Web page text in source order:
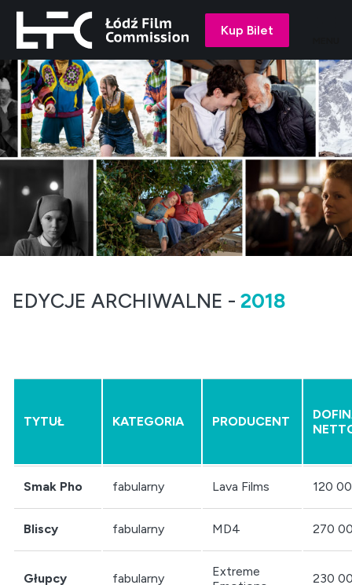
Kup Bilet
EDYCJE ARCHIWALNE - 2018
TYTUŁ KATEGORIA PRODUCENT
Smak Pho fabularny Lava Films 120
Bliscy fabularny MD4 270
Głupcy fabularny
Extreme
230